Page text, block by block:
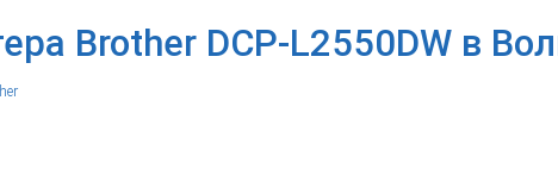
Brother DCP-L2550DW в